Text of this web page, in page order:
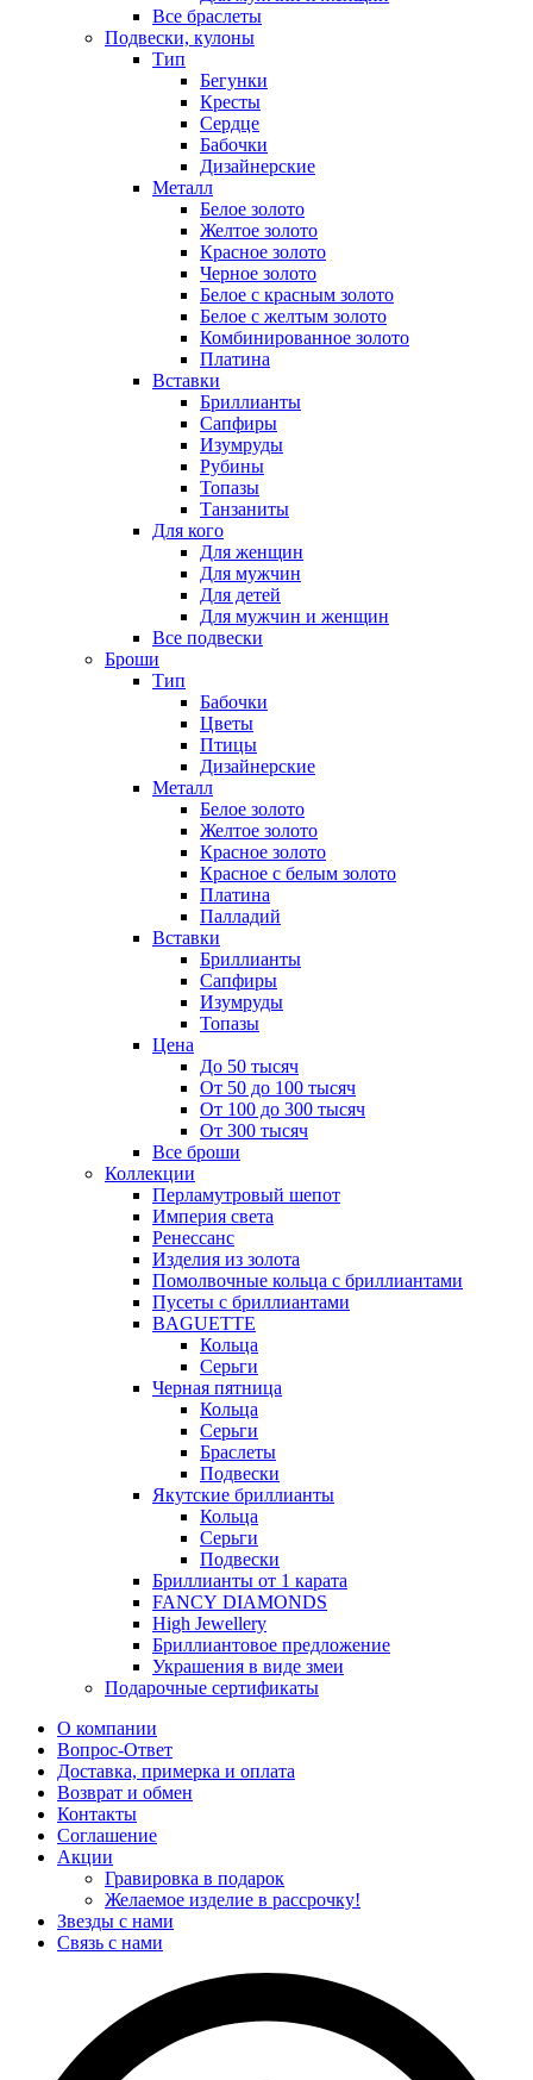
Все браслеты
Подвески, кулоны
Тип
Бегунки
Кресты
Сердце
Бабочки
Дизайнерские
Металл
Белое золото
Желтое золото
Красное золото
Черное золото
Белое с красным золото
Белое с желтым золото
Комбинированное золото
Платина
Вставки
Бриллианты
Сапфиры
Изумруды
Рубины
Топазы
Танзаниты
Для кого
Для женщин
Для мужчин
Для детей
Для мужчин и женщин
Все подвески
Броши
Тип
Бабочки
Цветы
Птицы
Дизайнерские
Металл
Белое золото
Желтое золото
Красное золото
Красное с белым золото
Платина
Палладий
Вставки
Бриллианты
Сапфиры
Изумруды
Топазы
Цена
До 50 тысяч
От 50 до 100 тысяч
От 100 до 300 тысяч
От 300 тысяч
Все броши
Коллекции
Перламутровый шепот
Империя света
Ренессанс
Изделия из золота
Помолвочные кольца с бриллиантами
Пусеты с бриллиантами
BAGUETTE
Кольца
Серьги
Черная пятница
Кольца
Серьги
Браслеты
Подвески
Якутские бриллианты
Кольца
Серьги
Подвески
Бриллианты от 1 карата
FANCY DIAMONDS
High Jewellery
Бриллиантовое предложение
Украшения в виде змеи
Подарочные сертификаты
О компании
Вопрос-Ответ
Доставка, примерка и оплата
Возврат и обмен
Контакты
Соглашение
Акции
Гравировка в подарок
Желаемое изделие в рассрочку!
Звезды с нами
Связь с нами